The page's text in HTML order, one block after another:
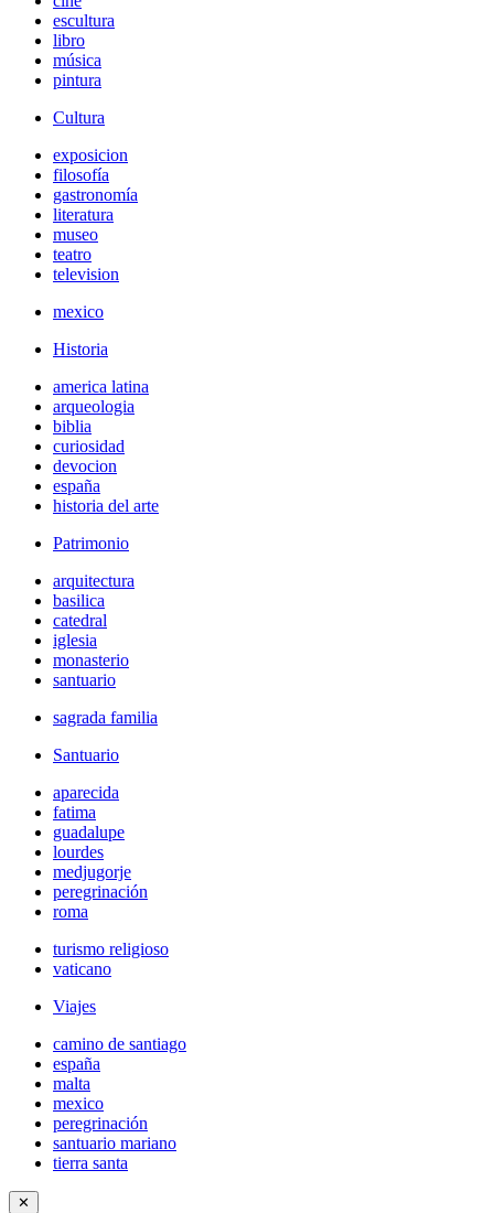
escultura
libro
música
pintura
Cultura
exposicion
filosofía
gastronomía
literatura
museo
teatro
television
mexico
Historia
america latina
arqueologia
biblia
curiosidad
devocion
españa
historia del arte
Patrimonio
arquitectura
basilica
catedral
iglesia
monasterio
santuario
sagrada familia
Santuario
aparecida
fatima
guadalupe
lourdes
medjugorje
peregrinación
roma
turismo religioso
vaticano
Viajes
camino de santiago
españa
malta
mexico
peregrinación
santuario mariano
tierra santa
✕